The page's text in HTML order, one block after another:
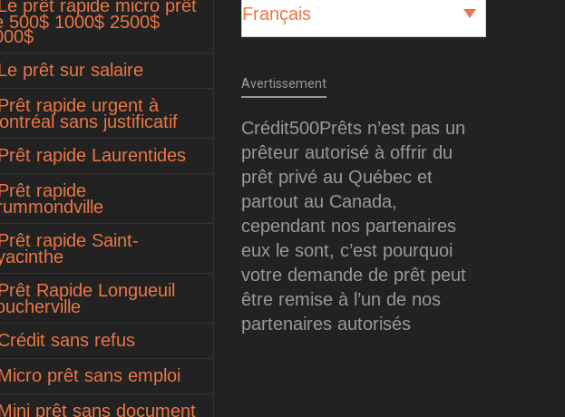
prêt rapide micro prêt
500$ 1000$ 2500$
prêt sur salaire
rapide urgent à
sans justificatif
rapide Laurentides
rapide
rapide Saint-
Rapide Longueuil
sans refus
prêt sans emploi
prêt sans document
Français
Avertissement
Crédit500Prêts n’est pas un
prêteur autorisé à offrir du
prêt privé au Québec et
partout au Canada,
cependant nos partenaires
eux le sont, c’est pourquoi
votre demande de prêt peut
être remise à l’un de nos
partenaires autorisés